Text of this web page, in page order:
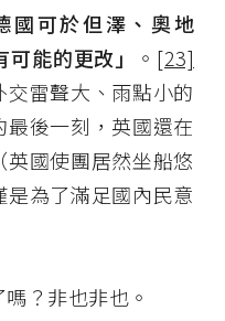
國可於但澤、奧地
能的更改」
。 [23]
雷聲大、雨點小的
後一刻，英國還在
國使團居然坐船悠
為了滿足國內民意
？非也非也。